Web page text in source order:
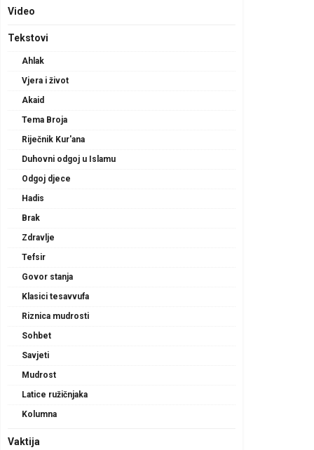
Video
Tekstovi
Ahlak
Vjera i život
Akaid
Tema Broja
Riječnik Kur'ana
Duhovni odgoj u Islamu
Odgoj djece
Hadis
Brak
Zdravlje
Tefsir
Govor stanja
Klasici tesavvufa
Riznica mudrosti
Sohbet
Savjeti
Mudrost
Latice ružičnjaka
Kolumna
Vaktija